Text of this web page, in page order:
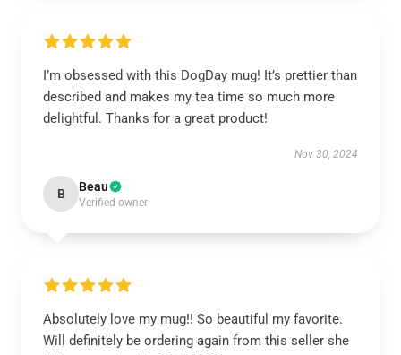
I’m obsessed with this DogDay mug! It’s prettier than
described and makes my tea time so much more
delightful. Thanks for a great product!
Nov 30, 2024
B Beau
Verified owner
Absolutely love my mug!! So beautiful my favorite.
Will definitely be ordering again from this seller she